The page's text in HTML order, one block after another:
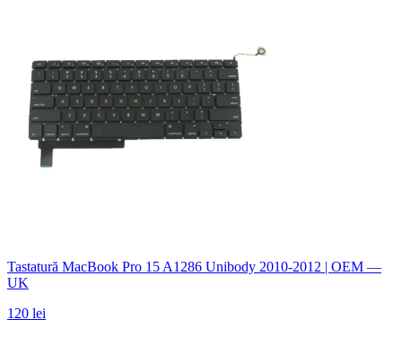
Tastatură MacBook Pro 15 A1286 Unibody 2010-2012 | OEM —
UK
120 lei